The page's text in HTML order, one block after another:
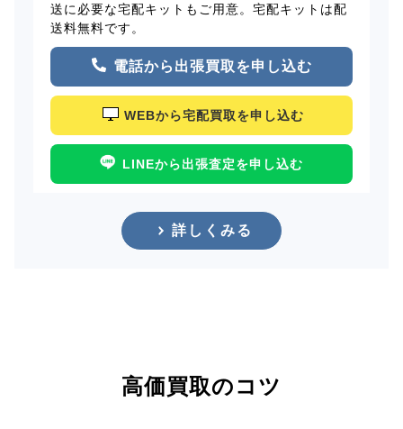
送に必要な宅配キットもご用意。宅配キットは配
送料無料です。
電話から出張買取を申し込む
WEBから宅配買取を申し込む
LINEから出張査定を申し込む
詳しくみる
高価買取のコツ